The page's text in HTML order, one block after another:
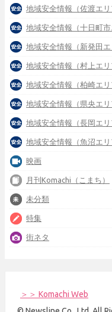
地域安全情報（佐渡エリ
地域安全情報（十日町市
地域安全情報（新発田エ
地域安全情報（村上エリ
地域安全情報（柏崎エリ
地域安全情報（県央エリ
地域安全情報（長岡エリ
地域安全情報（魚沼エリ
映画
月刊Komachi（こまち）
未分類
特集
街ネタ
＞＞ Komachi Web